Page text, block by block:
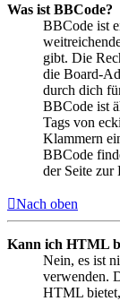
Was ist BBCode?
BBCode ist
gibt. Die
die Board-
durch dich
BBCode ist
Tags von
Klammern
BBCode
der Seite zur
Nach oben
Kann ich HTML
Nein, es ist
verwenden.
HTML